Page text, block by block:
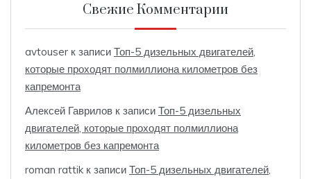
Свежие Комментарии
avtouser к записи Топ-5 дизельных двигателей,
которые проходят полмиллиона километров без
капремонта
Алексей Гаврилов к записи Топ-5 дизельных
двигателей, которые проходят полмиллиона
километров без капремонта
roman rattik к записи Топ-5 дизельных двигателей,